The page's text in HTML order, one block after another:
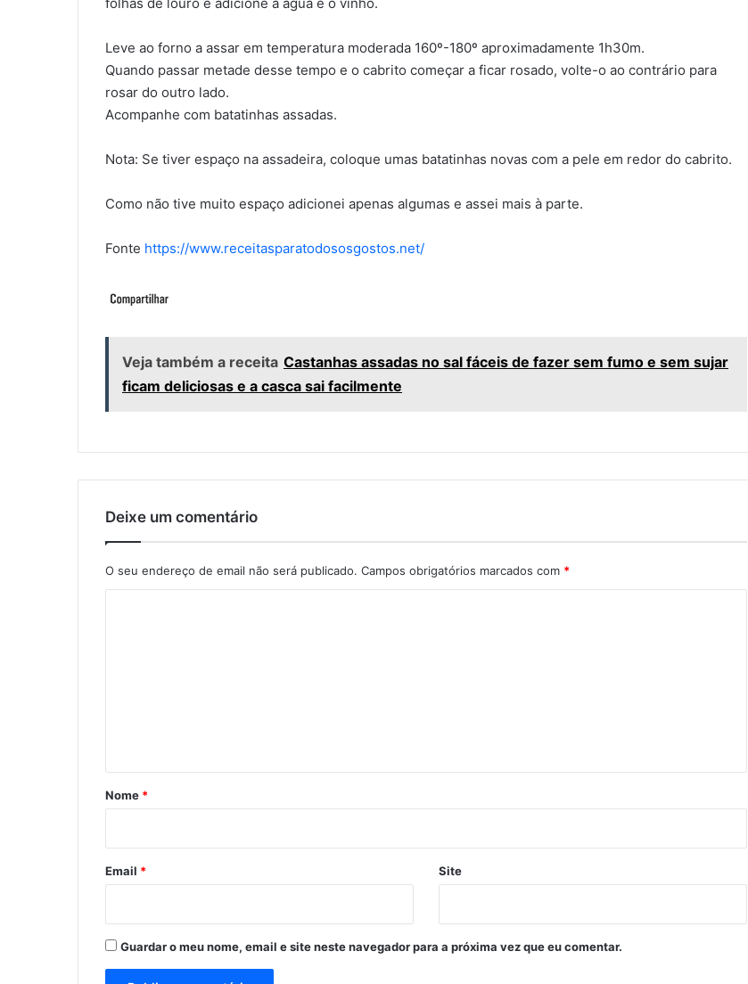
Leve ao forno a assar em temperatura moderada 160º-180º aproximadamente 1h30m.
Quando passar metade desse tempo e o cabrito começar a ficar rosado, volte-o ao contrário para
rosar do outro lado.
Acompanhe com batatinhas assadas.
Nota: Se tiver espaço na assadeira, coloque umas batatinhas novas com a pele em redor do cabrito.
Como não tive muito espaço adicionei apenas algumas e assei mais à parte.
Fonte https://www.receitasparatodososgostos.net/
Veja também a receita Castanhas assadas no sal fáceis de fazer sem fumo e sem sujar
ficam deliciosas e a casca sai facilmente
Deixe um comentário
O seu endereço de email não será publicado. Campos obrigatórios marcados com *
r
*
Nome *
Email * Site
Guardar o meu nome, email e site neste navegador para a próxima vez que eu comentar.